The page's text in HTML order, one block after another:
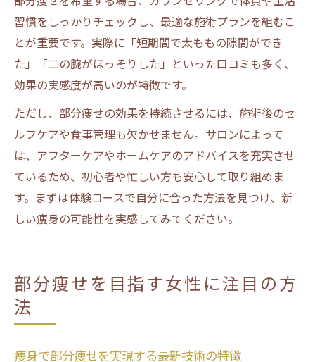
習慣をしっかりチェックし、最適な施術プランを組むこ
とが重要です。実際に「短期間で太ももの隙間ができ
た」「二の腕がほっそりした」といった口コミも多く、
効果の実感度が高いのが特徴です。
ただし、部分痩せの効果を持続させるには、施術後のセ
ルフケアや食事管理も欠かせません。サロンによって
は、アフターケアやホームケアのアドバイスを充実させ
ているため、初心者や忙しい方も安心して取り組めま
す。まずは体験コースで自分に合った方法を見つけ、新
しい痩身の可能性を実感してみてください。
部分痩せを目指す女性に注目の方
法
痩身で部分痩せを実現する最新技術の特徴